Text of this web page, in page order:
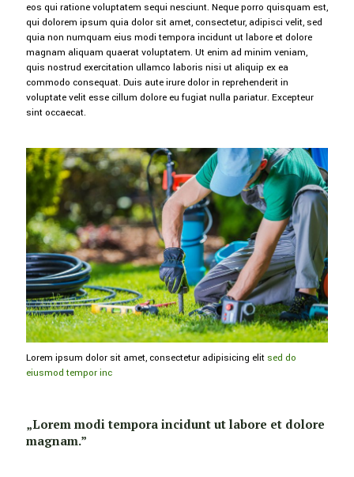
eos qui ratione voluptatem sequi nesciunt. Neque porro quisquam est,
qui dolorem ipsum quia dolor sit amet, consectetur, adipisci velit, sed
quia non numquam eius modi tempora incidunt ut labore et dolore
magnam aliquam quaerat voluptatem. Ut enim ad minim veniam,
quis nostrud exercitation ullamco laboris nisi ut aliquip ex ea
commodo consequat. Duis aute irure dolor in reprehenderit in
voluptate velit esse cillum dolore eu fugiat nulla pariatur. Excepteur
sint occaecat.
Lorem ipsum dolor sit amet, consectetur adipisicing elit sed do
eiusmod tempor inc
„Lorem modi tempora incidunt ut labore et dolore
magnam.”